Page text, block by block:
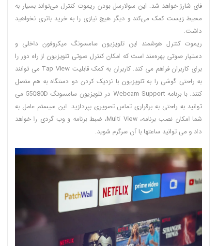
فای شارژ خواهد شد. این سولارسل بودن ریموت کنترل می‌تواند بسیار به
محیط زیست کمک می‌کند و دیگر هیچ نیازی را به خرید باتری نخواهید
داشت.
ریموت کنترل هوشمند این تلویزیون سامسونگ میکروفون داخلی و
دستیار صوتی بهره‌مند است که امکان کنترل صوتی تلویزیون از راه دور را
برای کاربران فراهم می کند. کاربران به کمک قابلیت Tap View می توانند
به راحتی گوشی را به تلویزیون با نزدیک کردن دو دستگاه به هم متصل
کنند. با برنامه Webcam Support در تلویزیون سامسونگ 55Q80D می
توانید به راحتی به برقراری تماس تصویری بپردازید. این سیستم عامل به
شما امکان نصب برنامه، Multi View، ضبط برنامه و وب گردی را خواهد
داد و می توانید ساعتها با آن سرگرم شوید‌.